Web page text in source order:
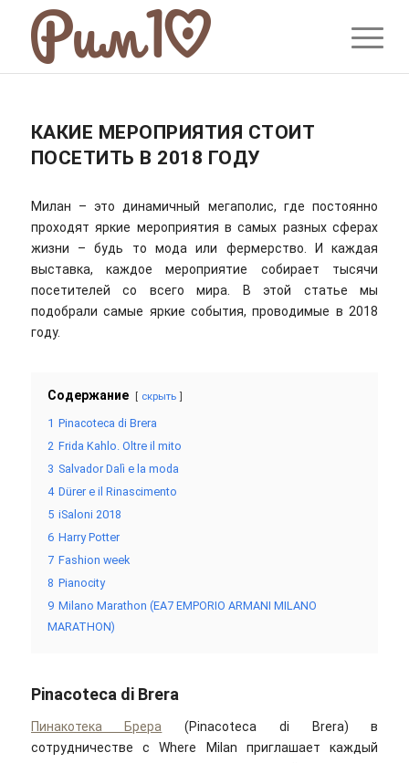
КАКИЕ МЕРОПРИЯТИЯ СТОИТ
ПОСЕТИТЬ В 2018 ГОДУ
Милан – это динамичный мегаполис, где постоянно
проходят яркие мероприятия в самых разных сферах
жизни – будь то мода или фермерство. И каждая
выставка, каждое мероприятие собирает тысячи
посетителей со всего мира. В этой статье мы
подобрали самые яркие события, проводимые в 2018
году.
Содержание скрыть
1 Pinacoteca di Brera
2 Frida Kahlo. Oltre il mito
3 Salvador Dalì e la moda
4 Dürer e il Rinascimento
5 iSaloni 2018
6 Harry Potter
7 Fashion week
8 Pianocity
9 Milano Marathon (EA7 EMPORIO ARMANI MILANO
MARATHON)
Pinacoteca di Brera
Пинакотека Брера (Pinacoteca di Brera) в
сотрудничестве с Where Milan приглашает каждый